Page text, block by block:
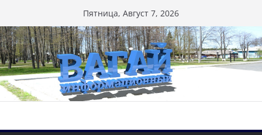
к
содержимому
Пятница, Август 7, 2026